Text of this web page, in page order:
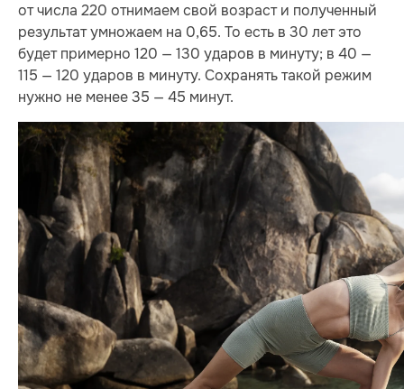
от числа 220 отнимаем свой возраст и полученный
результат умножаем на 0,65. То есть в 30 лет это
будет примерно 120 — 130 ударов в минуту; в 40 —
115 — 120 ударов в минуту. Сохранять такой режим
нужно не менее 35 — 45 минут.